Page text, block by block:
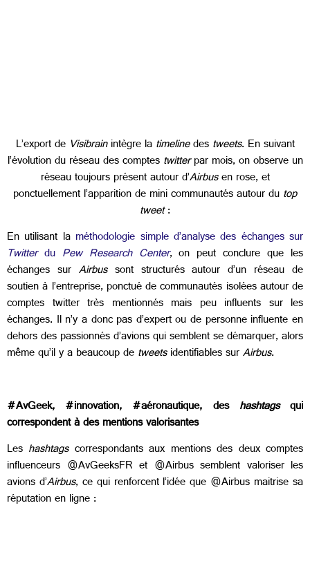
L’export de Visibrainintègre latimelinedestweets. En suivant
l’évolution du réseau des comptestwitterpar mois, on observe un
réseau toujours présent autour d’Airbusen rose, et
ponctuellement l’apparition de mini communautés autour dutop
tweet:
En utilisant la méthodologie simple d’analyse des échanges sur
Twitter du Pew Research Center, on peut conclure que les
échanges sur Airbussont structurés autour d’un réseau de
soutien à l’entreprise, ponctué de communautés isolées autour de
comptes twitter très mentionnés mais peu influents sur les
échanges. Il n’y a donc pas d’expert ou de personne influente en
dehors des passionnés d’avions qui semblent se démarquer, alors
même qu’il y a beaucoup detweetsidentifiables surAirbus.
#AvGeek, #innovation, #aéronautique, des hashtagsqui
correspondent à des mentions valorisantes
Les hashtagscorrespondants aux mentions des deux comptes
influenceurs @AvGeeksFR et @Airbus semblent valoriser les
avions d’Airbus, ce qui renforcent l’idée que @Airbus maitrise sa
réputation en ligne :